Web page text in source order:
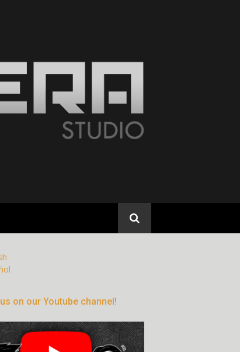
on our Youtube channel!